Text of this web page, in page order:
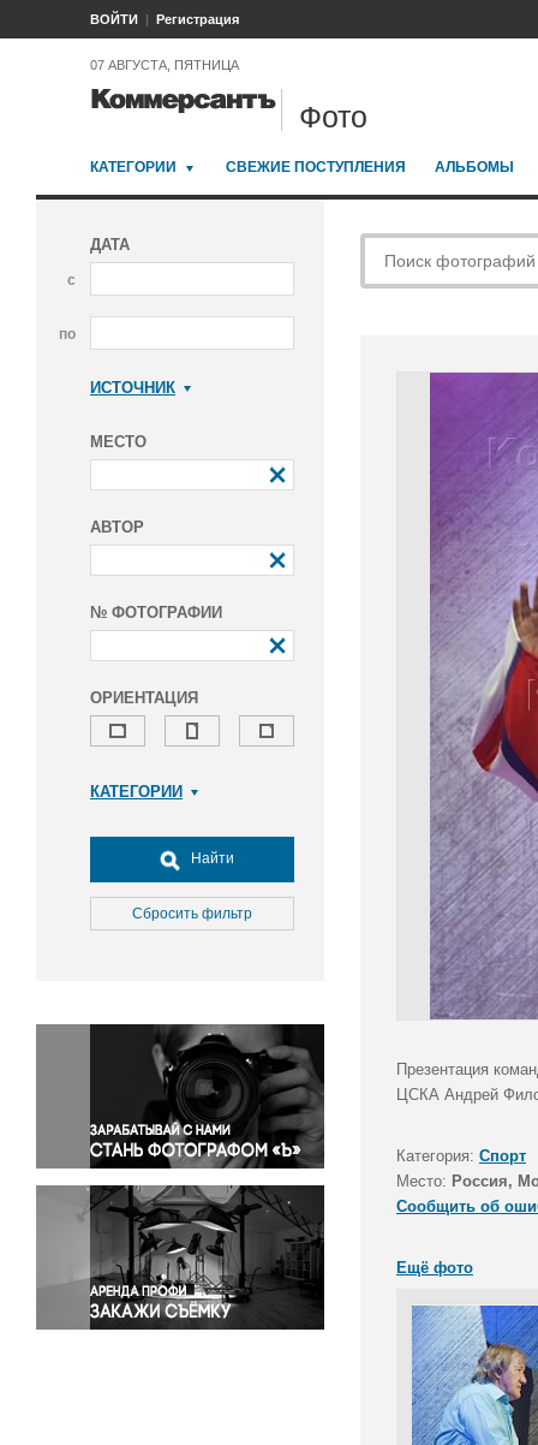
ВОЙТИ Регистрация
07 АВГУСТА, ПЯТНИЦА
Фото
КАТЕГОРИИ СВЕЖИЕ ПОСТУПЛЕНИЯ АЛЬБОМЫ
ДАТА
с
по
ИСТОЧНИК
МЕСТО
АВТОР
№ ФОТОГРАФИИ
ОРИЕНТАЦИЯ
КАТЕГОРИИ
Досуг, туризм и отдых
Культура
Медицина
Окружающая среда
Политика
Правосудие
Происшествия и конфликты
Религия
Светская жизнь
Спорт
Экология
Экономика и бизнес
Найти
Сбросить фильтр
Презентация
ЦСКА Андрей
Категория: Спорт
Место: Россия,
Сообщить об
Ещё фото